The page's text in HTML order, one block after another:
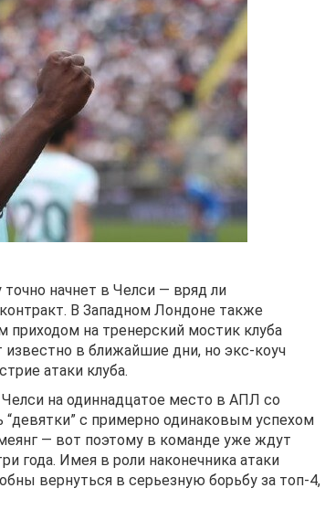
начнет в Челси — вряд ли
В Западном Лондоне также
на тренерский мостик клуба
в ближайшие дни, но экс-коуч
атаки клуба.
на одиннадцатое место в АПЛ со
“девятки” с примерно одинаковым успехом
— вот поэтому в команде уже ждут
года. Имея в роли наконечника атаки
вернуться в серьезную борьбу за топ-4,